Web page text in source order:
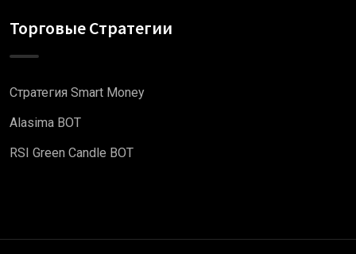
Торговые Стратегии
Стратегия Smart Money
Alasima BOT
RSI Green Candle BOT